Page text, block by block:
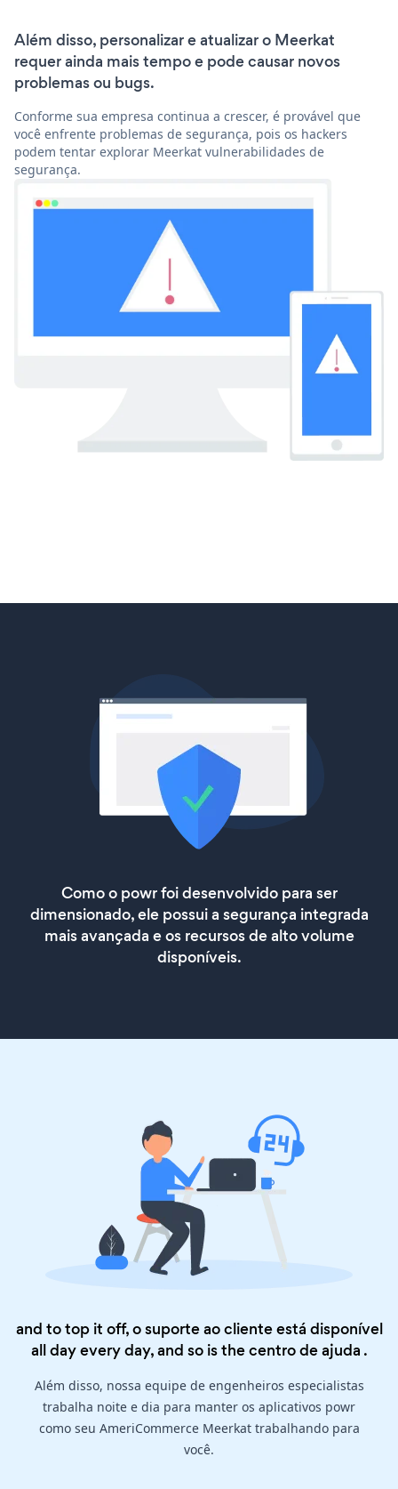
Além disso, personalizar e atualizar o Meerkat
requer ainda mais tempo e pode causar novos
problemas ou bugs.
Conforme sua empresa continua a crescer, é provável que
você enfrente problemas de segurança, pois os hackers
podem tentar explorar Meerkat vulnerabilidades de
segurança.
Como o powr foi desenvolvido para ser
dimensionado, ele possui a segurança integrada
mais avançada e os recursos de alto volume
disponíveis.
and to top it off, o suporte ao cliente está disponível
all day every day, and so is thecentro de ajuda .
Além disso, nossa equipe de engenheiros especialistas
trabalha noite e dia para manter os aplicativos powr
como seu AmeriCommerce Meerkat trabalhando para
você.